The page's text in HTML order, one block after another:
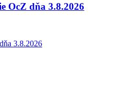
OcZ dňa 3.8.2026
3.8.2026